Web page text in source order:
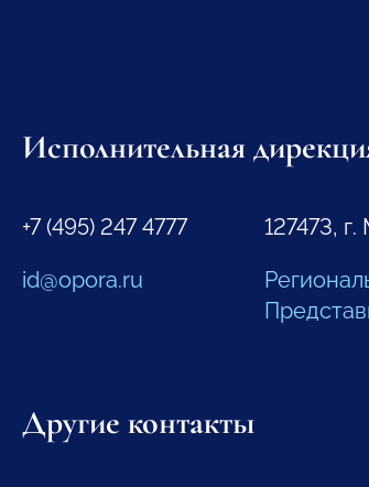
Исполнительная
+7 (495) 247 4777
id@opora.ru
127473,
Другие контакты